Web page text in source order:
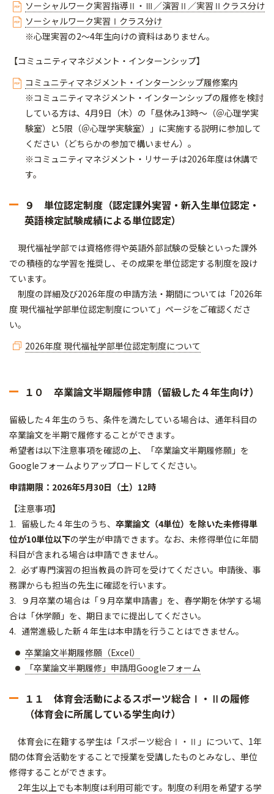
ソーシャルワーク実習指導Ⅱ・Ⅲ／演習Ⅱ／実習Ⅱクラス分け
ソーシャルワーク実習Ⅰクラス分け
※心理実習の2～4年生向けの資料はありません。
【コミュニティマネジメント・インターンシップ】
コミュニティマネジメント・インターンシップ履修案内
※コミュニティマネジメント・インターンシップの履修を検討
している方は、4月9日（木）の「昼休み13時～（＠心理学実
験室）と5限（＠心理学実験室）」に実施する説明に参加して
ください（どちらかの参加で構いません）。
※コミュニティマネジメント・リサーチは2026年度は休講で
す。
９ 単位認定制度（認定課外実習・新入生単位認定・
英語検定試験成績による単位認定）
現代福祉学部では資格修得や英語外部試験の受験といった課外
での積極的な学習を推奨し、その成果を単位認定する制度を設け
ています。
制度の詳細及び2026年度の申請方法・期間については「2026年
度 現代福祉学部単位認定制度について」ページをご確認くださ
い。
2026年度 現代福祉学部単位認定制度について
１０ 卒業論文半期履修申請（留級した４年生向け）
留級した４年生のうち、条件を満たしている場合は、通年科目の
卒業論文を半期で履修することができます。
希望者は以下注意事項を確認の上、「卒業論文半期履修願」を
Googleフォームよりアップロードしてください。
申請期限：2026年5月30日（土）12時
【注意事項】
1. 留級した４年生のうち、 卒業論文（4単位）を除いた未修得単
位が10単位以下の学生が申請できます。なお、未修得単位に年間
科目が含まれる場合は申請できません。
2. 必ず専門演習の担当教員の許可を受けてください。申請後、事
務課からも担当の先生に確認を行います。
3. ９月卒業の場合は「９月卒業申請書」を、春学期を休学する場
合は「休学願」を、期日までに提出してください。
4. 通常進級した新４年生は本申請を行うことはできません。
卒業論文半期履修願（Excel）
「卒業論文半期履修」申請用Googleフォーム
１１ 体育会活動によるスポーツ総合Ⅰ・Ⅱの履修
（体育会に所属している学生向け）
体育会に在籍する学生は「スポーツ総合Ⅰ・Ⅱ」について、1年
間の体育会活動をすることで授業を受講したものとみなし、単位
修得することができます。
2年生以上でも本制度は利用可能です。制度の利用を希望する学